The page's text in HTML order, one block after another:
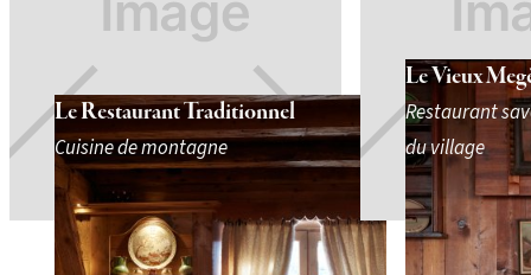
Le Restaurant Traditionnel
Cuisine de montagne
Le Vieux
Restaurant
du village